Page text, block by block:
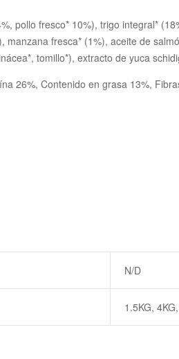
pollo fresco* 10%), trigo integral*
manzana fresca* (1%), aceite de
tomillo*), extracto de yuca
26%, Contenido en grasa 13%,
N/D
1.5KG,